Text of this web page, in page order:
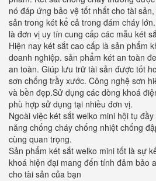
nó đáp ứng bảo vệ tốt nhất cho tài
sản trong két kể cả trong đám cháy
là đơn vị uy tín cung cấp các mẫu két
Hiện nay két sắt cao cấp là sản phẩm
doanh nghiệp. sản phẩm két an toàn
an toàn. Giúp lưu trữ tài sản được tốt
sơn chống trầy xước. Công nghệ sơn
và bền đẹp.Sử dụng các dòng khoá
phù hợp sử dụng tại nhiều đơn vị.
Ngoài việc két sắt welko mini hội tụ
năng chống cháy chống nhiệt chống
cùng quan trọng.
Sản phẩm két sắt welko mini tốt là sự
khoá hiện đại mang đến tính đảm bảo
cho tài sản của bạn